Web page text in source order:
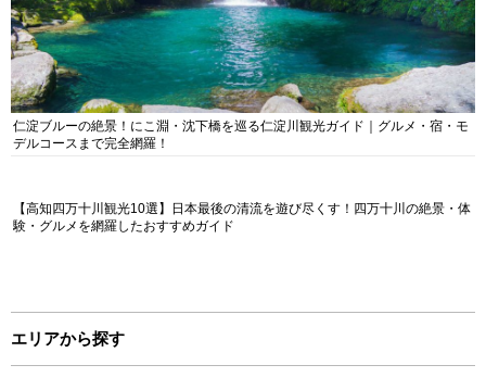
仁淀ブルーの絶景！にこ淵・沈下橋を巡る仁淀川観光ガイド｜グルメ・宿・モ
デルコースまで完全網羅！
【高知四万十川観光10選】日本最後の清流を遊び尽くす！四万十川の絶景・体
験・グルメを網羅したおすすめガイド
エリアから探す